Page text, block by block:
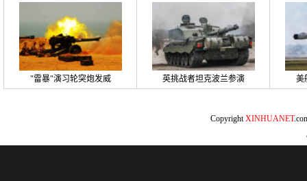
"雷暴"演习轮突炮发威 英挑战者坦克波兰参演 美
CopyrightXINHUANET